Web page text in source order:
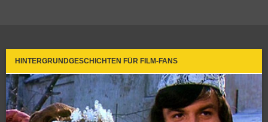
HINTERGRUNDGESCHICHTEN FÜR FILM-FANS